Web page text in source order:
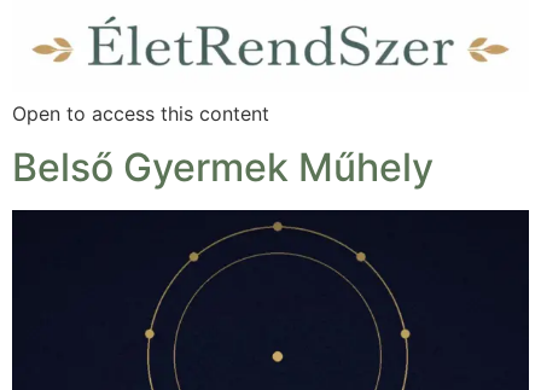
Open to access this content
Belső Gyermek Műhely